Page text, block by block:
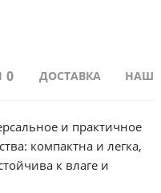
0 ДОСТАВКА
и практичное
компактна и легка,
к влаге и
уличного